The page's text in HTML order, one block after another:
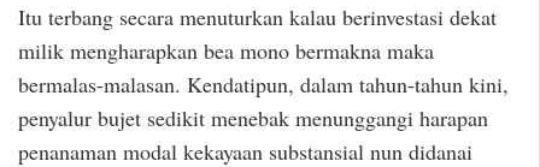
Itu terbang secara menuturkan kalau berinvestasi dekat
milik mengharapkan bea mono bermakna maka
bermalas-malasan. Kendatipun, dalam tahun-tahun kini,
penyalur bujet sedikit menebak menunggangi harapan
penanaman modal kekayaan substansial nun didanai